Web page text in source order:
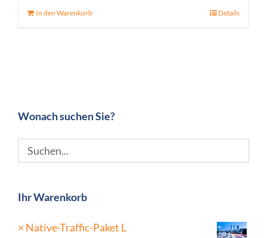
In den Warenkorb Details
Wonach suchen Sie?
Ihr Warenkorb
× Native-Traffic-Paket L